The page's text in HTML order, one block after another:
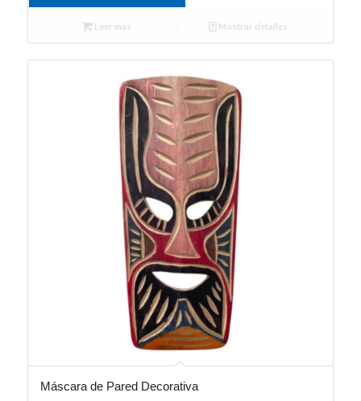
Leer más Mostrar detalles
Máscara de Pared Decorativa